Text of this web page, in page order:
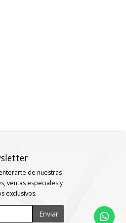
de nuestras
ventas especiales y
exclusivos.
Enviar